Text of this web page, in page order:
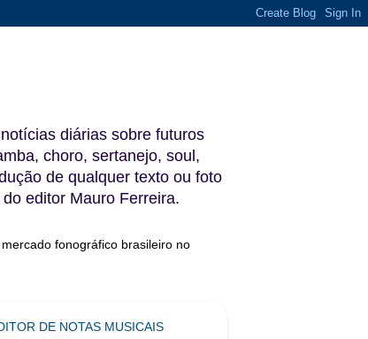
diárias sobre futuros
choro, sertanejo, soul,
de qualquer texto ou foto
editor Mauro Ferreira.
fonográfico brasileiro no
DE NOTAS MUSICAIS